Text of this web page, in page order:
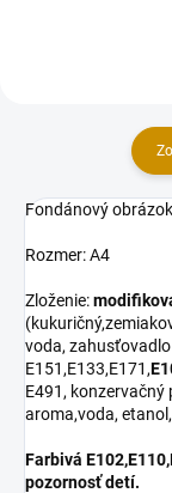
Fondánový
Rozmer: A4
Zloženie:
voda,
E151,E133,E171,
E491, konzervačný
aroma,voda,
Farbivá
pozornosť detí.